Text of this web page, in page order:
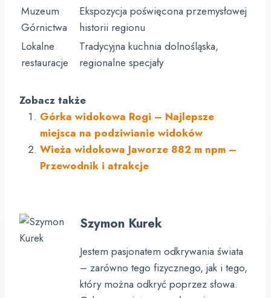
Muzeum
Górnictwa
Ekspozycja poświęcona przemysłowej
historii regionu
Lokalne
restauracje
Tradycyjna kuchnia dolnośląska,
regionalne specjały
Zobacz także
Górka widokowa Rogi – Najlepsze
miejsca na podziwianie widoków
Wieża widokowa Jaworze 882 m npm –
Przewodnik i atrakcje
Szymon Kurek
Jestem pasjonatem odkrywania świata
– zarówno tego fizycznego, jak i tego,
który można odkryć poprzez słowa.